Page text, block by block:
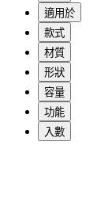
適用於
款式
材質
形狀
容量
功能
入數